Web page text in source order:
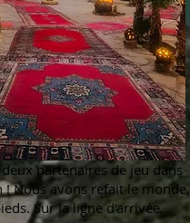
partenaires de jeu dans
! Nous avons refait le monde,
Sur la ligne d’arrivée,